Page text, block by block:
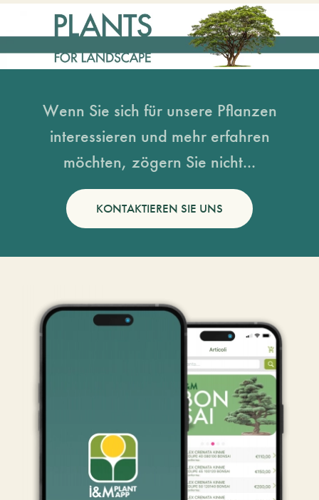
Wenn Sie sich für unsere Pflanzen
interessieren und mehr erfahren
möchten, zögern Sie nicht...
KONTAKTIEREN SIE UNS